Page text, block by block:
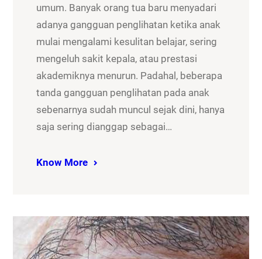
umum. Banyak orang tua baru menyadari
adanya gangguan penglihatan ketika anak
mulai mengalami kesulitan belajar, sering
mengeluh sakit kepala, atau prestasi
akademiknya menurun. Padahal, beberapa
tanda gangguan penglihatan pada anak
sebenarnya sudah muncul sejak dini, hanya
saja sering dianggap sebagai…
Know More